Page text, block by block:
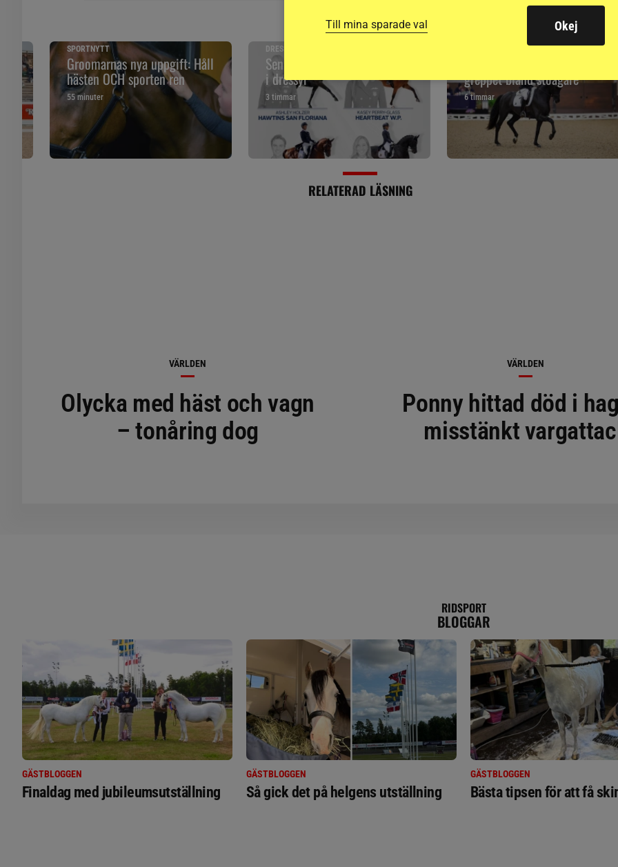
SENAST
SPORTNYTT
Groomarnas nya uppgift: Håll
hästen OCH sporten ren
55 minuter
DRESSYR
Sen strykning från USA i VM
i dressyr
3 timmar
greppet bland stoägare
6 timmar
RELATERAD LÄSNING
VÄRLDEN
Olycka med häst och vagn
– tonåring dog
VÄRLDEN
Ponny hittad död i
misstänkt
RIDSPORT
BLOGGAR
GÄSTBLOGGEN
Finaldag med jubileumsutställning
GÄSTBLOGGEN
Så gick det på helgens utställning
GÄSTBLOGGEN
Bästa tipsen för att få
Till mina sparade val Okej